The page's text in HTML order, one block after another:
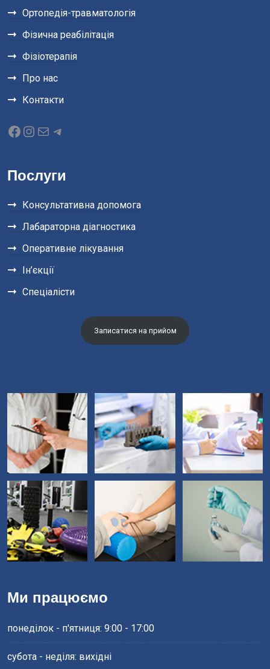
Ортопедія-травматологія
Фізична реабілітація
Фізіотерапія
Про нас
Контакти
Послуги
Консультативна допомога
Лабараторна діагностика
Оперативне лікування
Ін’єкції
Спеціалісти
Записатися на прийом
Ми працюємо
понеділок - п'ятниця: 9:00 - 17:00
субота - неділя: вихідні